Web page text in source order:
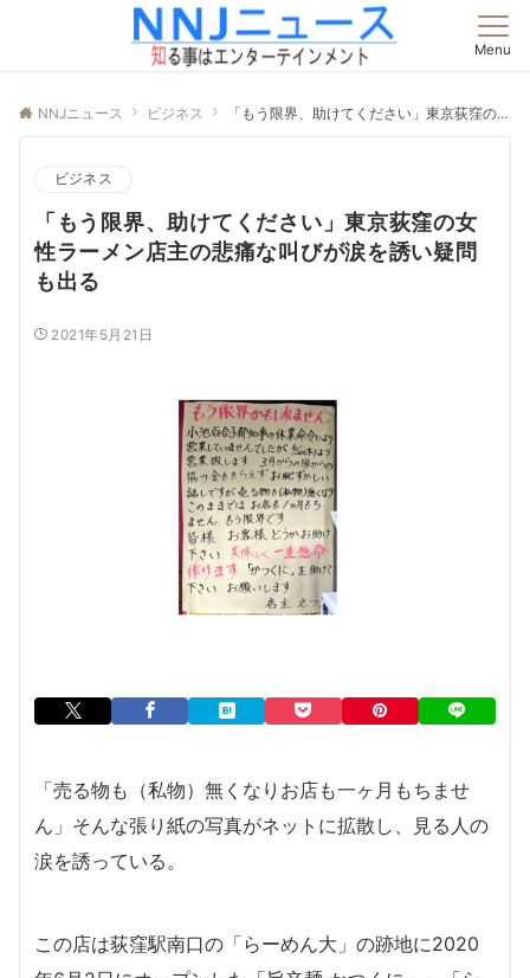
Menu
NNJニュース ビジネス 「もう限界、助けてください」東京荻窪の女性ラーメン店主の悲痛な叫びが涙を誘い疑問も出る
ビジネス
「もう限界、助けてください」東京荻窪の女
性ラーメン店主の悲痛な叫びが涙を誘い疑問
も出る
2021年5月21日
「売る物 も （私物）無くなりお店も一ヶ月もちませ
ん」そんな張り紙の写真がネットに拡散し、見る人の
涙を誘っている。
この店は荻窪駅南口の「らーめん大」の跡地に2020